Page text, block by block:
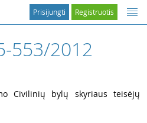
Registruotis
Prisijungti
553/2012
Civilinių bylų skyriaus teisėjų